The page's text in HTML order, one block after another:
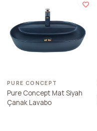
PURE CONCEPT
Pure Concept Mat Siyah
Çanak Lavabo